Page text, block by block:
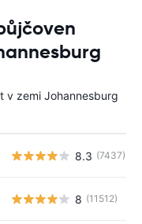
v zemi Johannesburg
8.3 (7437)
8 (11512)